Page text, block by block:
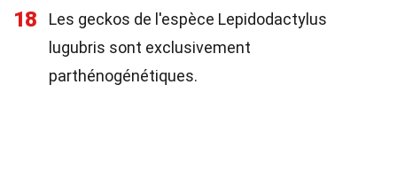
18
Les geckos de l'espèce Lepidodactylus
lugubris sont exclusivement
parthénogénétiques.